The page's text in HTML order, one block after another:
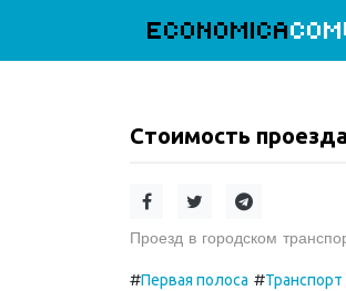
ECONOMICA
Стоимость
Проезд в городском
#Первая полоса #Транспорт